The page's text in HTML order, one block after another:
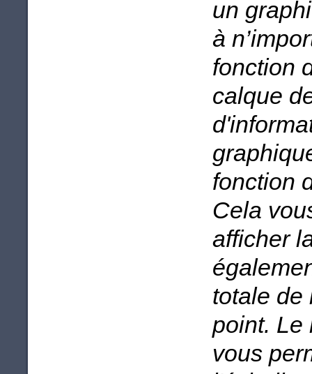
un
à
fonction
calque
fonction
Cela
afficher
totale de
point. Le
vous